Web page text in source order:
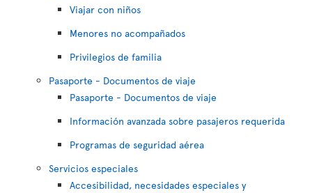
Viajar con niños
Menores no acompañados
Privilegios de familia
Pasaporte - Documentos de viaje
Pasaporte - Documentos de viaje
Información avanzada sobre pasajeros requerida
Programas de seguridad aérea
Servicios especiales
Accesibilidad, necesidades especiales y